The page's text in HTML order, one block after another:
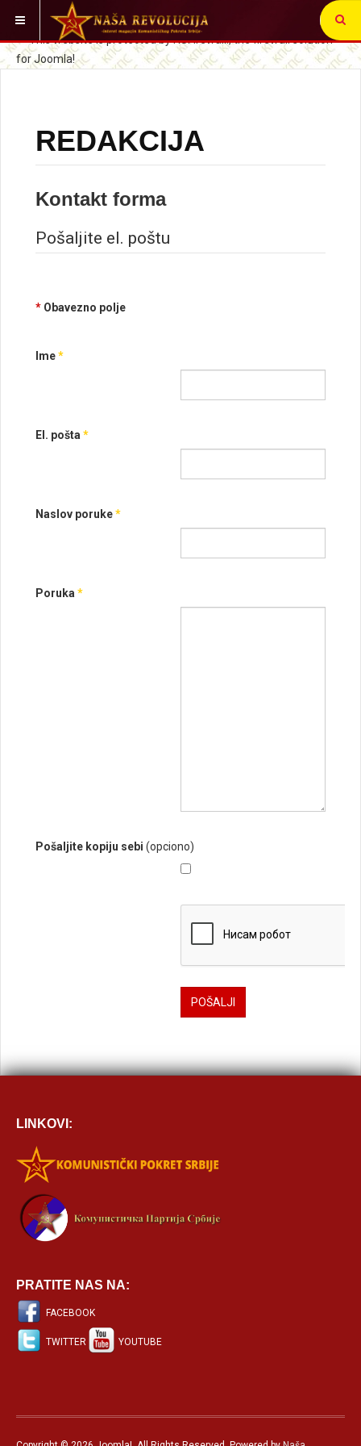
VI STE OVDE:
REDAKCIJA
Kontakt forma
Pošaljite el. poštu
* Obavezno polje
Ime*
El. pošta *
Naslov poruke*
Poruka *
Pošaljite kopiju sebi (opciono)
POŠALJI
LINKOVI:
PRATITE NAS NA:
FACEBOOK
TWITTER YOUTUBE